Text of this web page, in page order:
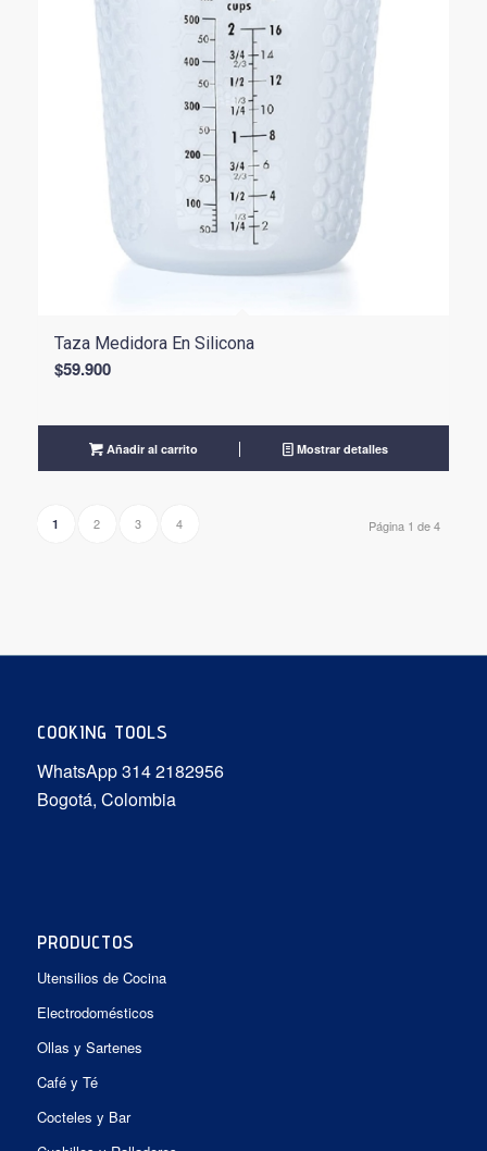
Taza Medidora En Silicona
$59.900
Añadir al carrito Mostrar detalles
Página 1 de 4
1 2 3 4
COOKING TOOLS
WhatsApp 314 2182956
Bogotá, Colombia
PRODUCTOS
Utensilios de Cocina
Electrodomésticos
Ollas y Sartenes
Café y Té
Cocteles y Bar